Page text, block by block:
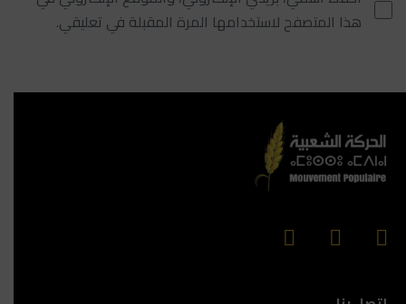
هذا المتصفح لاستخدامها المرة المقبلة في تعليقي.